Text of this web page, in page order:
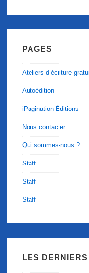
PAGES
Ateliers d’écriture
Autoédition
iPagination Éditions
Nous contacter
Qui sommes-nous ?
Staff
Staff
Staff
LES